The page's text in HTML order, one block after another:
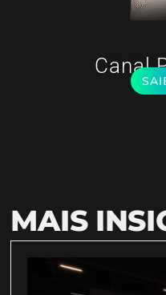
Canal
MAIS